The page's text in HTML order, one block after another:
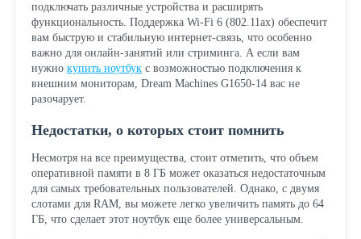
подключать различные устройства и расширять
функциональность. Поддержка Wi-Fi 6 (802.11ax) обеспечит
вам быструю и стабильную интернет-связь, что особенно
важно для онлайн-занятий или стриминга. А если вам
нужно купить ноутбукс возможностью подключения к
внешним мониторам, Dream Machines G1650-14 вас не
разочарует.
Недостатки, о которых стоит помнить
Несмотря на все преимущества, стоит отметить, что объем
оперативной памяти в 8 ГБ может оказаться недостаточным
для самых требовательных пользователей. Однако, с двумя
слотами для RAM, вы можете легко увеличить память до 64
ГБ, что сделает этот ноутбук еще более универсальным.